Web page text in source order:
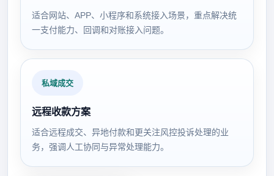
适合网站、APP、小程序和系统接入场景，重点解决统
一支付能力、回调和对账接入问题。
私域成交
远程收款方案
适合远程成交、异地付款和更关注风控投诉处理的业
务，强调人工协同与异常处理能力。